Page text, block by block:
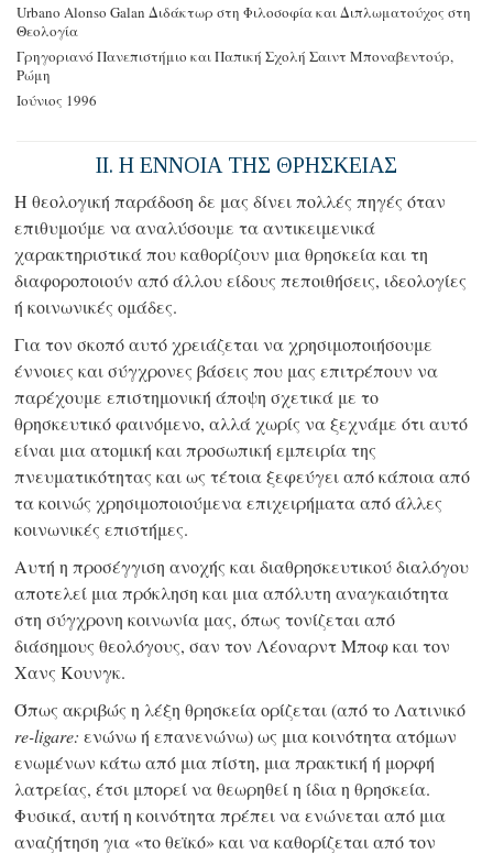
Urbano Alonso Galan Διδάκτωρ στη Φιλοσοφία και Διπλωματούχος στη
Θεολογία
Γρηγοριανό Πανεπιστήμιο καιΠαπική Σχολή Σαιντ Μποναβεντούρ,
Ρώμη
Ιούνιος 1996
II. Η ΕΝΝΟΙΑ ΤΗΣ ΘΡΗΣΚΕΙΑΣ
Η θεολογική παράδοση δε μας δίνει πολλές πηγές όταν
επιθυμούμε να αναλύσουμε τα αντικειμενικά
χαρακτηριστικά που καθορίζουν μια θρησκεία και τη
διαφοροποιούν από άλλου είδους πεποιθήσεις, ιδεολογίες
ή κοινωνικές ομάδες.
Για τον σκοπό αυτό χρειάζεται να χρησιμοποιήσουμε
έννοιες και σύγχρονες βάσεις που μας επιτρέπουν να
παρέχουμε επιστημονική άποψη σχετικά με το
θρησκευτικό φαινόμενο, αλλά χωρίς να ξεχνάμε ότι αυτό
είναι μια ατομική και προσωπική εμπειρία της
πνευματικότητας και ως τέτοια ξεφεύγει από κάποια από
τα κοινώς χρησιμοποιούμενα επιχειρήματα από άλλες
κοινωνικές επιστήμες.
Αυτή η προσέγγιση ανοχής και διαθρησκευτικού διαλόγου
αποτελεί μια πρόκληση και μια απόλυτη αναγκαιότητα
στη σύγχρονη κοινωνία μας, όπως τονίζεται από
διάσημους θεολόγους, σαν τον Λέοναρντ Μποφ και τον
Χανς Κουνγκ.
Όπως ακριβώς η λέξη θρησκεία ορίζεται (από το Λατινικό
re-ligare: ενώνω ή επανενώνω) ως μια κοινότητα ατόμων
ενωμένων κάτω από μια πίστη, μια πρακτική ή μορφή
λατρείας, έτσι μπορεί να θεωρηθεί η ίδια η θρησκεία.
Φυσικά, αυτή η κοινότητα πρέπει να ενώνεται από μια
αναζήτηση για «το θεϊκό» και να καθορίζεται από τον